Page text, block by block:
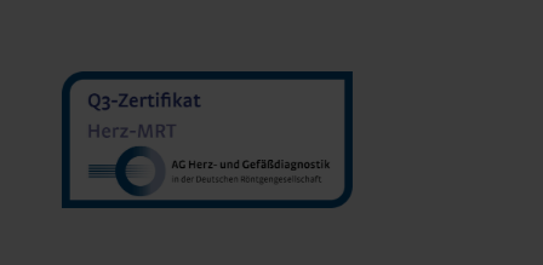
MVZ Radiologie Darmstadt
GmbH
Prof. Dr. Oliver Mohrs